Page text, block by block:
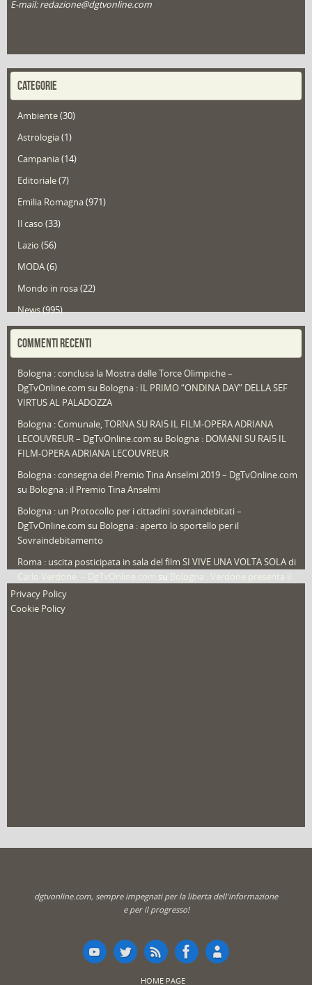
E-mail: redazione@dgtvonline.com
CATEGORIE
Ambiente(30)
Astrologia(1)
Campania(14)
Editoriale(7)
Emilia Romagna(971)
Il caso (33)
Lazio (56)
MODA(6)
Mondo in rosa(22)
News(995)
Portfolio(1)
Redazioni(1.052)
Speciali (22)
Sport
That's Bologna Magazine(25)
Video (archivio) (263)
COMMENTI RECENTI
Bologna : conclusa la Mostra delle Torce Olimpiche –
DgTvOnline.com su Bologna : IL PRIMO “ONDINA DAY” DELLA SEF
VIRTUS AL PALADOZZA
Bologna : Comunale, TORNA SU RAI5 IL FILM-OPERA ADRIANA
LECOUVREUR – DgTvOnline.com su Bologna : DOMANI SU RAI5 IL
FILM-OPERA ADRIANA LECOUVREUR
Bologna : consegna del Premio Tina Anselmi 2019 – DgTvOnline.com
su Bologna : il Premio Tina Anselmi
Bologna : un Protocollo per i cittadini sovraindebitati –
DgTvOnline.com su Bologna : aperto lo sportello per il
Sovraindebitamento
Roma : uscita posticipata in sala del film SI VIVE UNA VOLTA SOLA di
su
nuovo film
Privacy Policy
Cookie Policy
dgtvonline.com, sempre impegnati per la liberta dell'informazione
e per il progresso!
HOME PAGE